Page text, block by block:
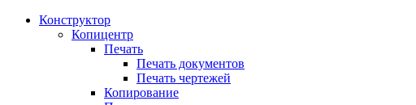
Конструктор
Копицентр
Печать
Печать документов
Печать чертежей
Копирование